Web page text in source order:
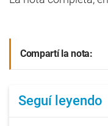
Compartí la nota:
Seguí leyendo